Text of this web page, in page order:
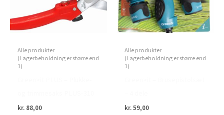
Alle produkter
(Lagerbeholdning er større end
1)
kr. 88,00
Alle produkter
(Lagerbeholdning er større end
1)
kr.59,00